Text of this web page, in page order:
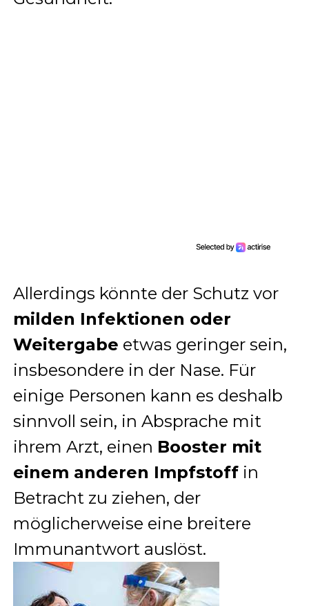
Allerdings könnte der Schutz vor
milden Infektionen oder
Weitergabe etwas geringer sein,
insbesondere in der Nase. Für
einige Personen kann es deshalb
sinnvoll sein, in Absprache mit
ihrem Arzt, einen Booster mit
einem anderen Impfstoffin
Betracht zu ziehen, der
möglicherweise eine breitere
Immunantwort auslöst.